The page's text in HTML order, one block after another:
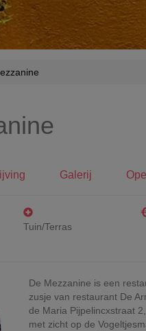
Galerij
Tuin/Terras
De Mezzanine is een
zusje van restaurant De
de Maria Pijpelincxstraat
met zicht op de